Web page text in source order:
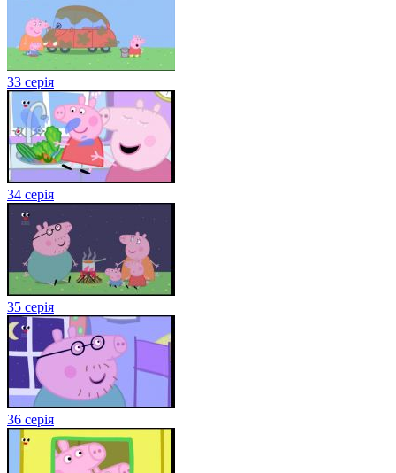
33 серія
34 серія
35 серія
36 серія